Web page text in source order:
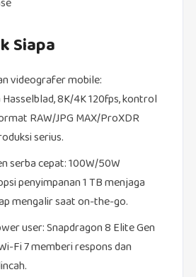
Siapa
videografer mobile:
8K/4K 120fps, kontrol
RAW/JPG MAX/ProXDR
serius.
serba cepat: 100W/50W
penyimpanan 1 TB menjaga
mengalir saat on‑the‑go.
user: Snapdragon 8 Elite Gen
7 memberi respons dan